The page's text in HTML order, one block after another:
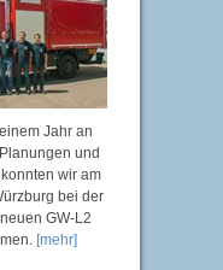
Jahr an
und
wir am
bei der
GW-L2
[mehr]